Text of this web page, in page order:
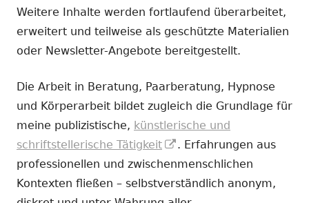
Weitere Inhalte werden fortlaufend überarbeitet,
erweitert und teilweise als geschützte Materialien
oder Newsletter-Angebote bereitgestellt.
Die Arbeit in Beratung, Paarberatung, Hypnose
und Körperarbeit bildet zugleich die Grundlage für
meine publizistische, künstlerische und
schriftstellerische Tätigkeit
In
neuem
Fenster
. Erfahrungen aus
professionellen und zwischenmenschlichen
Kontexten fließen – selbstverständlich anonym,